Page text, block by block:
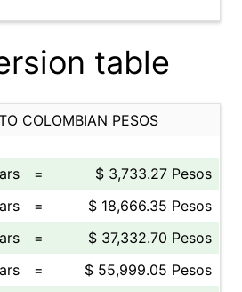
table
COLOMBIAN PESOS
=
$ 3,733.27 Pesos
=
$ 18,666.35 Pesos
=
$ 37,332.70 Pesos
=
$ 55,999.05 Pesos